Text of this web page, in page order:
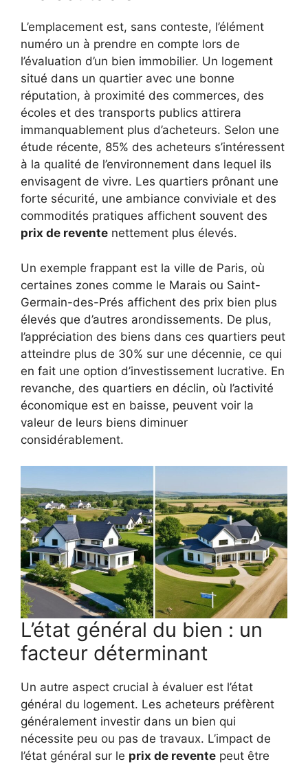
L’emplacement est, sans conteste, l’élément
numéro un à prendre en compte lors de
l’évaluation d’un bien immobilier. Un logement
situé dans un quartier avec une bonne
réputation, à proximité des commerces, des
écoles et des transports publics attirera
immanquablement plus d’acheteurs. Selon une
étude récente, 85% des acheteurs s’intéressent
à la qualité de l’environnement dans lequel ils
envisagent de vivre. Les quartiers prônant une
forte sécurité, une ambiance conviviale et des
commodités pratiques affichent souvent des
prix de revente nettement plus élevés.
Un exemple frappant est la ville de Paris, où
certaines zones comme le Marais ou Saint-
Germain-des-Prés affichent des prix bien plus
élevés que d’autres arondissements. De plus,
l’appréciation des biens dans ces quartiers peut
atteindre plus de 30% sur une décennie, ce qui
en fait une option d’investissement lucrative. En
revanche, des quartiers en déclin, où l’activité
économique est en baisse, peuvent voir la
valeur de leurs biens diminuer
considérablement.
L’état général du bien : un
facteur déterminant
Un autre aspect crucial à évaluer est l’état
général du logement. Les acheteurs préfèrent
généralement investir dans un bien qui
nécessite peu ou pas de travaux. L’impact de
l’état général sur le prix de revente peut être